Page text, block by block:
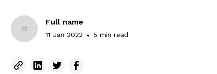
Full name
11 Jan 2022 • 5 min read